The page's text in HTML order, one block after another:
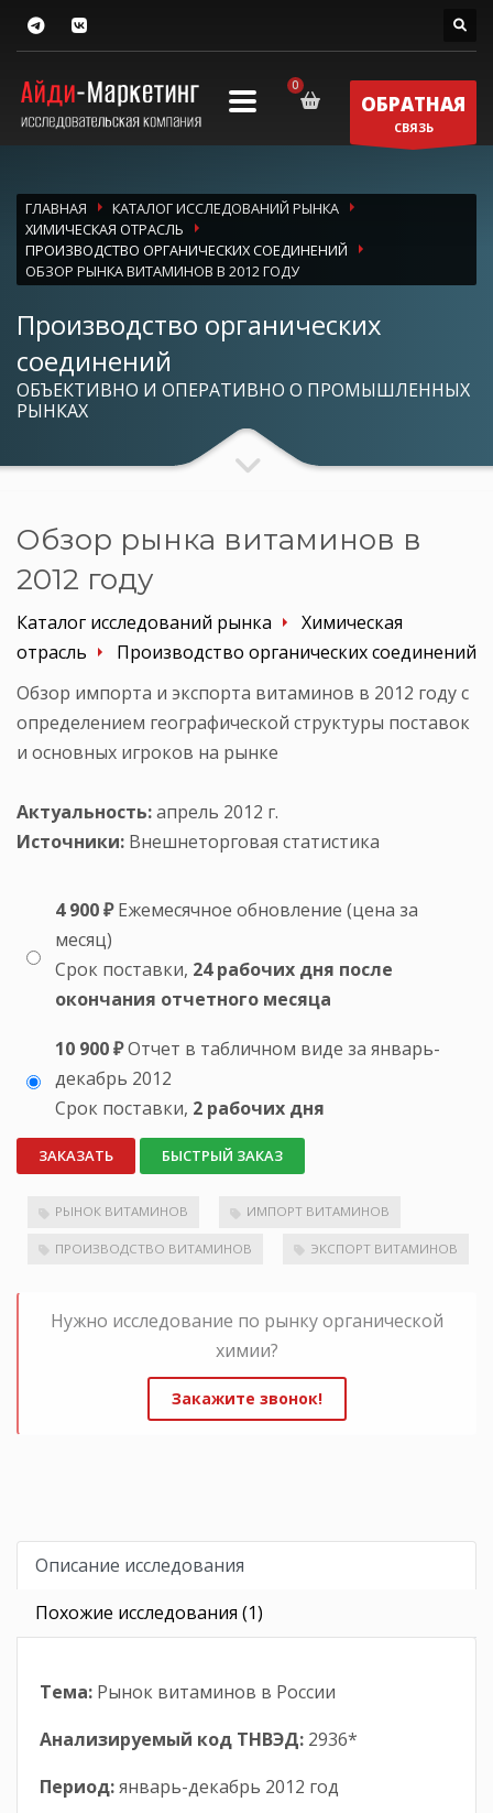
ОБРАТНАЯ
СВЯЗЬ
ГЛАВНАЯ
КАТАЛОГ ИССЛЕДОВАНИЙ РЫНКА
ХИМИЧЕСКАЯ ОТРАСЛЬ
ПРОИЗВОДСТВО ОРГАНИЧЕСКИХ СОЕДИНЕНИЙ
ОБЗОР РЫНКА ВИТАМИНОВ В 2012 ГОДУ
Производство органических
соединений
ОБЪЕКТИВНО И ОПЕРАТИВНО О ПРОМЫШЛЕННЫХ
РЫНКАХ
Обзор рынка витаминов в
2012 году
Каталог исследований рынка
Химическая
отрасль
Производство органических соединений
Обзор импорта и экспорта витаминов в 2012 году с
определением географической структуры поставок
и основных игроков на рынке
Актуальность:апрель 2012 г.
Источники: Внешнеторговая статистика
4 900 ₽ Ежемесячное обновление (цена за
месяц)
Срок поставки, 24 рабочих дня после
окончания отчетного месяца
10 900 ₽Отчет в табличном виде за январь-
декабрь 2012
Срок поставки, 2 рабочих дня
ЗАКАЗАТЬ БЫСТРЫЙ ЗАКАЗ
РЫНОК ВИТАМИНОВ ИМПОРТ ВИТАМИНОВ
ПРОИЗВОДСТВО ВИТАМИНОВ ЭКСПОРТ ВИТАМИНОВ
Нужно исследование по рынку органической
химии?
Закажите звонок!
Описание исследования
Похожие исследования (1)
Тема: Рынок витаминов в России
Анализируемый код ТНВЭД: 2936*
Период:январь-декабрь 2012 год